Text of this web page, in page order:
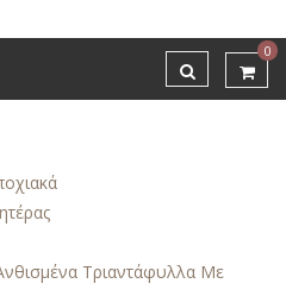
0
Τριαντάφυλλα Με